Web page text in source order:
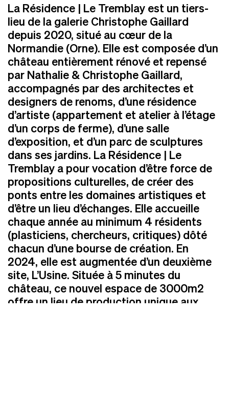
La Résidence | Le Tremblay est un tiers-
lieu de la galerie Christophe Gaillard
depuis 2020, situé au cœur de la
Normandie (Orne). Elle est composée d’un
château entièrement rénové et repensé
par Nathalie & Christophe Gaillard,
accompagnés par des architectes et
designers de renoms, d’une résidence
d’artiste (appartement et atelier à l’étage
d’un corps de ferme), d’une salle
d’exposition, et d’un parc de sculptures
dans ses jardins. La Résidence | Le
Tremblay a pour vocation d’être force de
propositions culturelles, de créer des
ponts entre les domaines artistiques et
d’être un lieu d’échanges. Elle accueille
chaque année au minimum 4 résidents
(plasticiens, chercheurs, critiques) dôté
chacun d’une bourse de création. En
2024, elle est augmentée d’un deuxième
site, L’Usine. Située à 5 minutes du
château, ce nouvel espace de 3000m2
offre un lieu de production unique aux
RN13BIS